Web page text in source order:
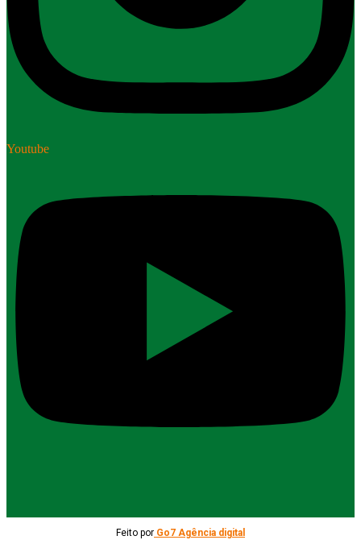
Youtube
Feito por Go7 Agência digital